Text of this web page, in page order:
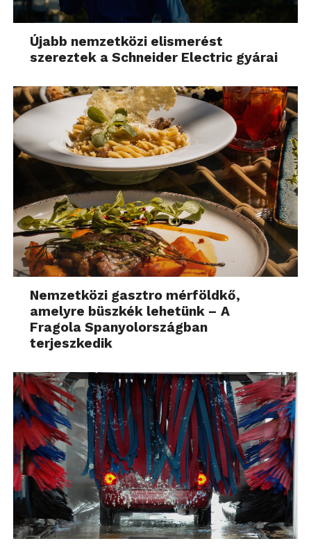
Újabb nemzetközi elismerést
szereztek a Schneider Electric gyárai
Nemzetközi gasztro mérföldkő,
amelyre büszkék lehetünk – A
Fragola Spanyolországban
terjeszkedik